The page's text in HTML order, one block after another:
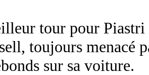
tour pour Piastri
toujours menacé
sur sa voiture.